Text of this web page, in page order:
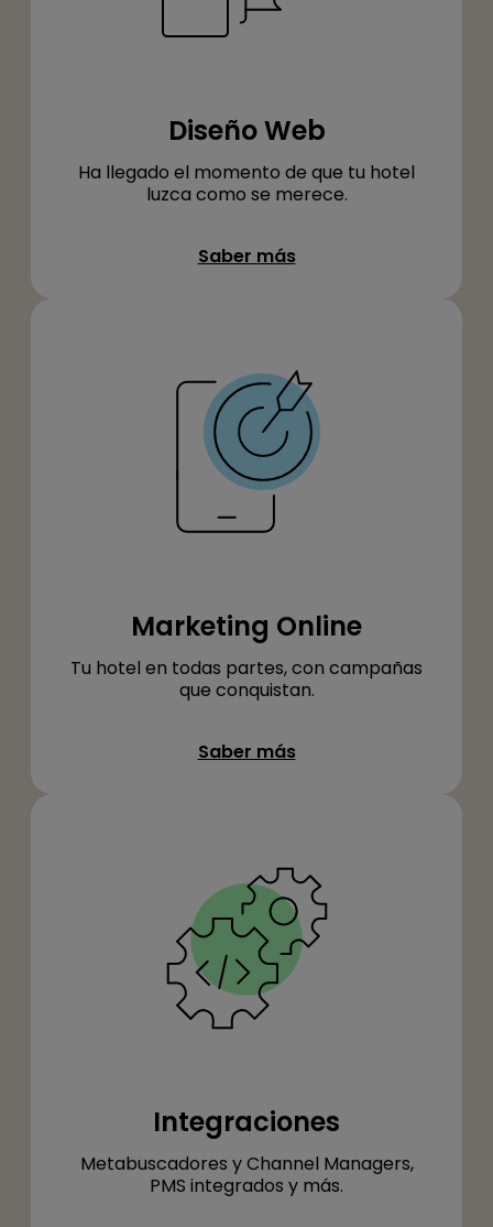
Diseño Web
Ha llegado el momento de que tu hotel
luzca como se merece.
Saber más
Marketing Online
Tu hotel en todas partes, con campañas
que conquistan.
Saber más
Integraciones
Metabuscadores y Channel Managers,
PMS integrados y más.